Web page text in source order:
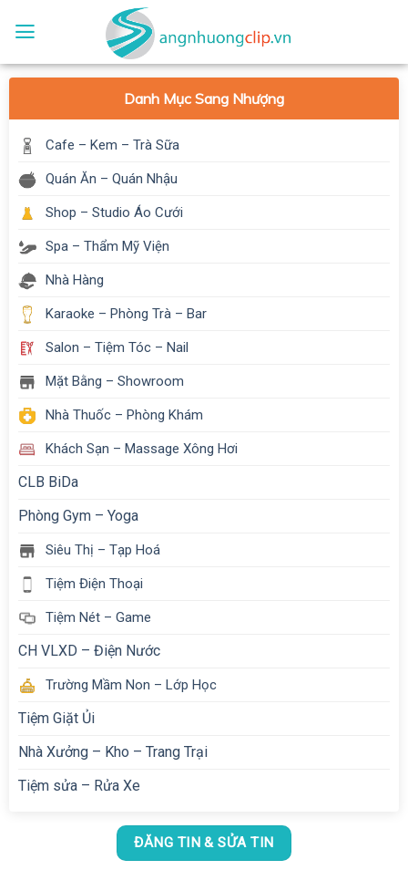
Danh Mục Sang Nhượng
Cafe – Kem – Trà Sữa
Quán Ăn – Quán Nhậu
Shop – Studio Áo Cưới
Spa – Thẩm Mỹ Viện
Nhà Hàng
Karaoke – Phòng Trà – Bar
Salon – Tiệm Tóc – Nail
Mặt Bằng – Showroom
Nhà Thuốc – Phòng Khám
Khách Sạn – Massage Xông Hơi
CLB BiDa
Phòng Gym – Yoga
Siêu Thị – Tạp Hoá
Tiệm Điện Thoại
Tiệm Nét – Game
CH VLXD – Điện Nước
Trường Mầm Non – Lớp Học
Tiệm Giặt Ủi
Nhà Xưởng – Kho – Trang Trại
Tiệm sửa – Rửa Xe
ĐĂNG TIN & SỬA TIN